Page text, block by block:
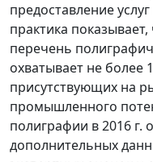
предоставление
практика
перечень
охватывает не более
присутствующих на
промышленного
полиграфии в 2016 г.
дополнительных